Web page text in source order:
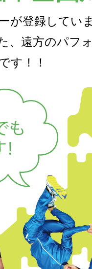
が登録してい
、遠方のパフ
す！！